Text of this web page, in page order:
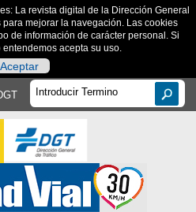
La revista digital de la Dirección General
mejorar la navegación. Las cookies
de información de carácter personal. Si
acepta su uso.
Aceptar